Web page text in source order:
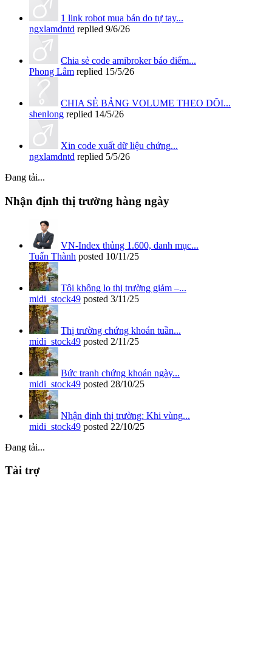
1 link robot mua bán do tự tay...
ngxlamdntd replied 9/6/26
Chia sẻ code amibroker báo điểm...
Phong Lâm replied 15/5/26
CHIA SẺ BẢNG VOLUME THEO DÕI...
shenlong replied 14/5/26
Xin code xuất dữ liệu chứng...
ngxlamdntd replied 5/5/26
Đang tải...
Nhận định thị trường hàng ngày
VN-Index thủng 1.600, danh mục...
Tuấn Thành posted 10/11/25
Tôi không lo thị trường giảm –...
midi_stock49 posted 3/11/25
Thị trường chứng khoán tuần...
midi_stock49 posted 2/11/25
Bức tranh chứng khoán ngày...
midi_stock49 posted 28/10/25
Nhận định thị trường: Khi vùng...
midi_stock49 posted 22/10/25
Đang tải...
Tài trợ